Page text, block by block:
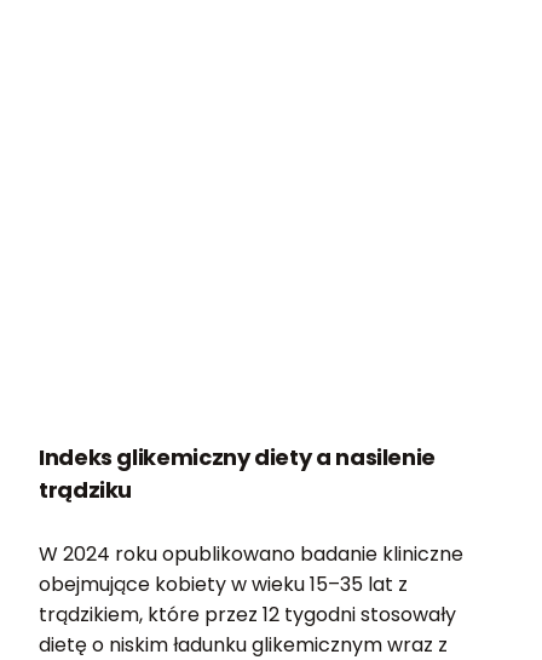
Indeks glikemiczny diety a nasilenie
trądziku
W 2024 roku opublikowano badanie kliniczne
obejmujące kobiety w wieku 15–35 lat z
trądzikiem, które przez 12 tygodni stosowały
dietę o niskim ładunku glikemicznym wraz z